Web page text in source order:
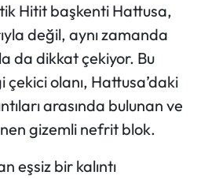
Hitit başkenti Hattusa,
değil, aynı zamanda
da dikkat çekiyor. Bu
çekici olanı, Hattusa’daki
arasında bulunan ve
gizemli nefrit blok.
eşsiz bir kalıntı